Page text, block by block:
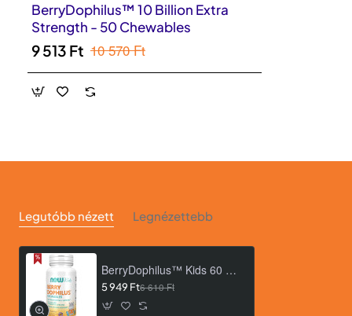
BerryDophilus™ 10 Billion Extra
Strength - 50 Chewables
9 513 Ft 10 570 Ft
Legutóbb nézett Legnézettebb
BerryDophilus™ Kids 60 Chewables
5 949 Ft6 610 Ft